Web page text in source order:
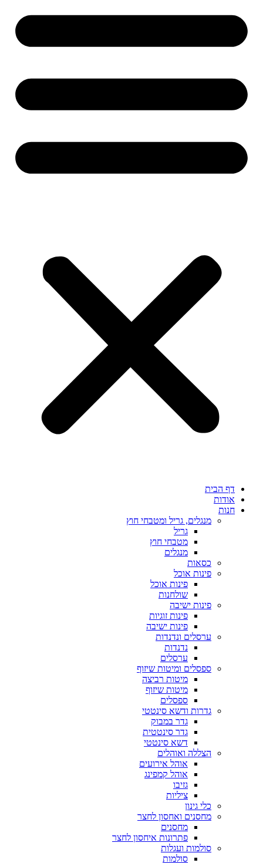
דף הבית
אודות
חנות
מנגלים, גריל ומטבחי חוץ
גריל
מטבחי חוץ
מנגלים
כסאות
פינות אוכל
פינות אוכל
שולחנות
פינות ישיבה
פינות זוגיות
פינות ישיבה
ערסלים ונדנדות
נדנדות
ערסלים
ספסלים ומיטות שיזוף
מיטות רביצה
מיטות שיזוף
ספסלים
גדרות ודשא סינטטי
גדר במבוק
גדר סינטטית
דשא סינטטי
הצללה ואוהלים
אוהל אירועים
אוהל קמפינג
גזיבו
ציליות
כלי גינון
מחסנים ואחסון לחצר
מחסנים
פתרונות איחסון לחצר
סולמות ועגלות
סולמות